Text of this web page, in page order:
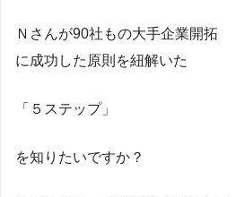
Ｎさんが90社もの大手企業開拓
に成功した原則を紐解いた
「５ステップ」
を知りたいですか？